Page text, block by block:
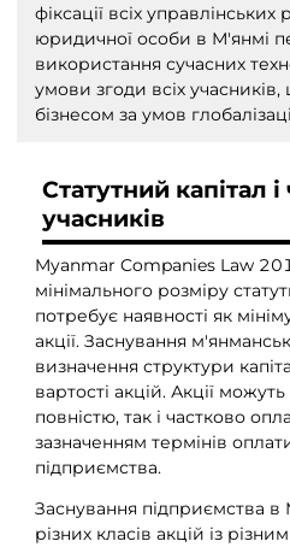
фіксації всіх
юридичної особи в М'янмі
використання сучасних
умови згоди всіх
бізнесом за умов
Статутний капітал і
учасників
Myanmar Companies Law
мінімального розміру
потребує наявності як
акції. Заснування
визначення структури
вартості акцій. Акції
повністю, так і частково
зазначенням термінів
підприємства.
Заснування підприємства в
різних класів акцій із